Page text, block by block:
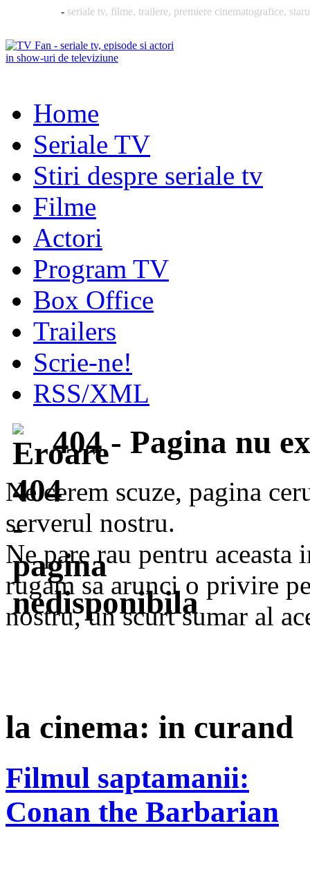
- seriale tv, filme, trailere, premiere cinematografice,
Home
Seriale TV
Stiri despre seriale tv
Filme
Actori
Program TV
Box Office
Trailers
Scrie-ne!
RSS/XML
404 - Pagina nu
Ne cerem scuze, pagina
serverul nostru.
Ne pare rau pentru
rugam sa arunci o privire
nostru, un scurt sumar al
la cinema: in curand
Filmul saptamanii:
Conan the Barbarian